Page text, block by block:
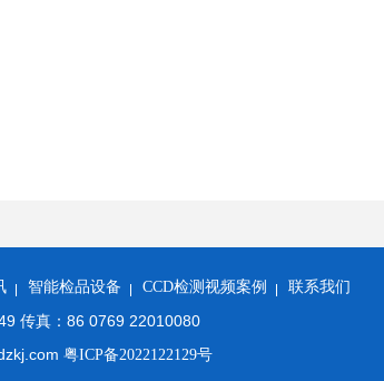
智能检品设备 CCD检测视频案例 联系我们
传真：86 0769 22010080
粤ICP备2022122129号